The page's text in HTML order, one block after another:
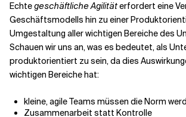
Echtegeschäftliche Agilitäterfordert eine
Geschäftsmodells hin zu einer
Umgestaltung aller wichtigen Bereiche des
Schauen wir uns an, was es bedeutet, als
produktorientiert zu sein, da dies
wichtigen Bereiche hat:
kleine, agile Teams müssen die Norm
Zusammenarbeit statt Kontrolle